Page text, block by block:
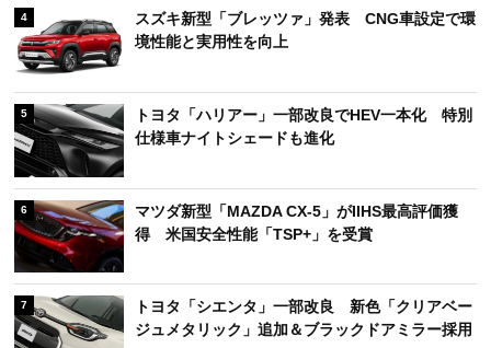
4
スズキ新型「ブレッツァ」発表 CNG車設定で環
境性能と実用性を向上
5
トヨタ「ハリアー」一部改良でHEV一本化 特別
仕様車ナイトシェードも進化
6
マツダ新型「MAZDA CX-5」がIIHS最高評価獲
得 米国安全性能「TSP+」を受賞
7
トヨタ「シエンタ」一部改良 新色「クリアベー
ジュメタリック」追加＆ブラックドアミラー採用